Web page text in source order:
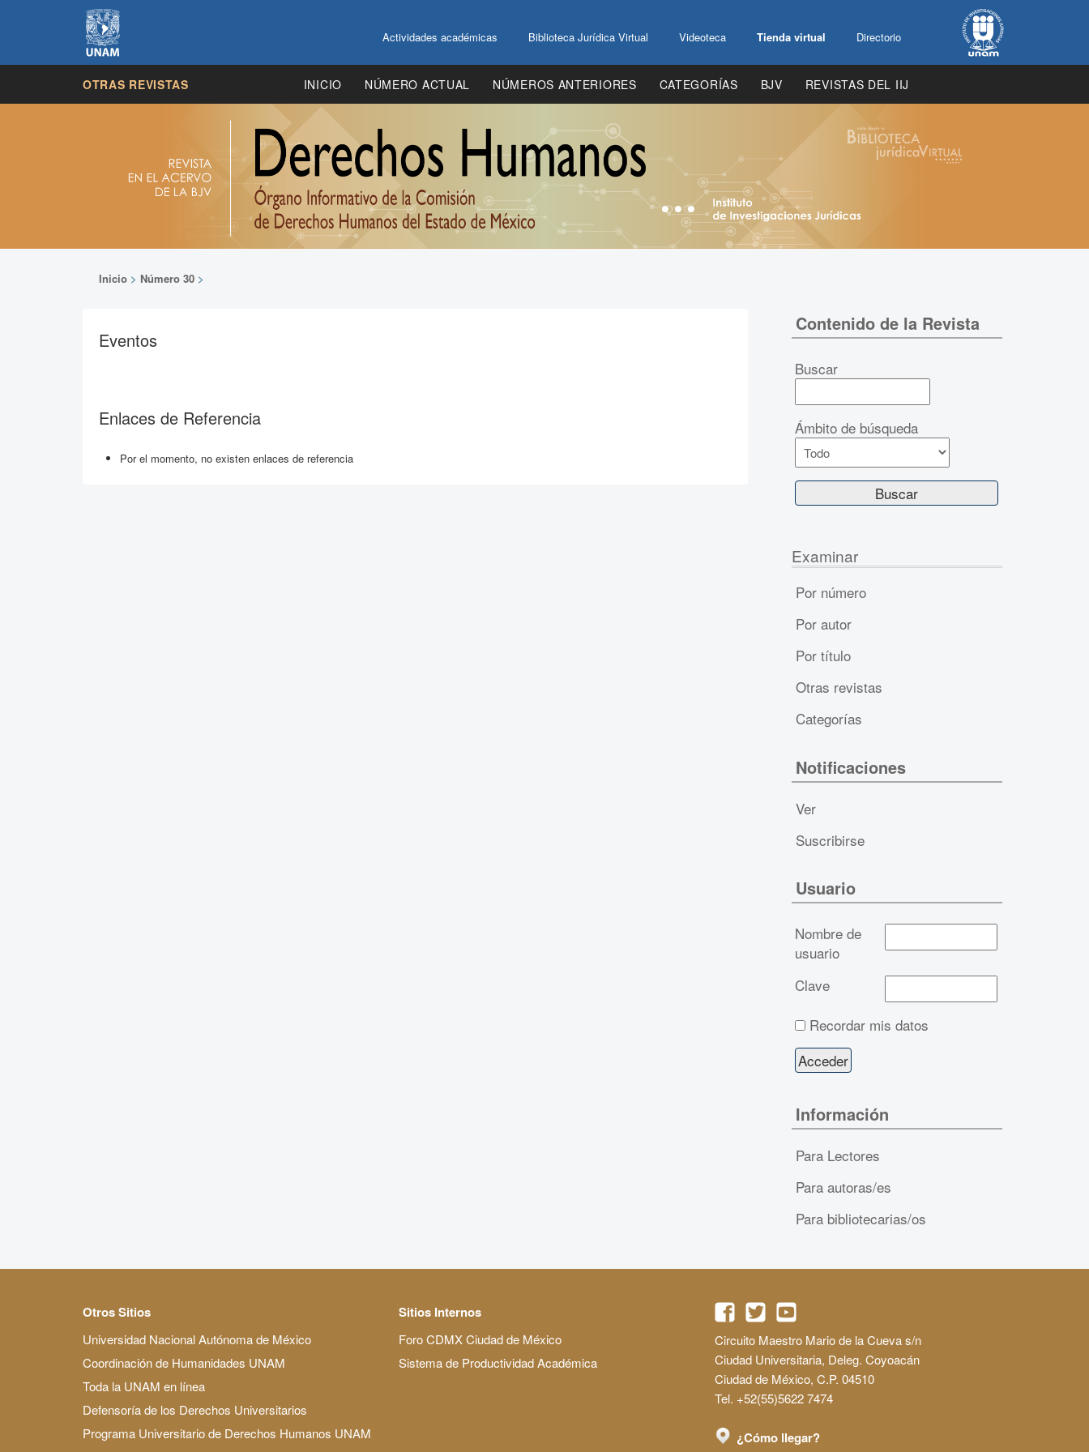
Actividades académicas Biblioteca Jurídica Virtual Videoteca Tienda virtual Directorio
OTRAS REVISTAS INICIO NÚMERO ACTUAL NÚMEROS ANTERIORES CATEGORÍAS BJV REVISTAS DEL IIJ
Inicio > Número 30 >
Eventos
Enlaces de Referencia
Por el momento, no existen enlaces de referencia
Contenido de la Revista
Buscar
Ámbito de búsqueda
Examinar
Por número
Por autor
Por título
Otras revistas
Categorías
Notificaciones
Ver
Suscribirse
Usuario
Nombre de
usuario
Clave
Recordar mis datos
Información
Para Lectores
Para autoras/es
Para bibliotecarias/os
Otros Sitios
Universidad Nacional Autónoma de México
Coordinación de Humanidades UNAM
Toda la UNAM en línea
Defensoría de los Derechos Universitarios
Programa Universitario de Derechos Humanos UNAM
Sitios Internos
Foro CDMX Ciudad de México
Sistema de Productividad Académica
Circuito Maestro Mario de la Cueva s/n
Ciudad Universitaria, Deleg. Coyoacán
Ciudad de México, C.P. 04510
Tel. +52(55)5622 7474
¿Cómo llegar?